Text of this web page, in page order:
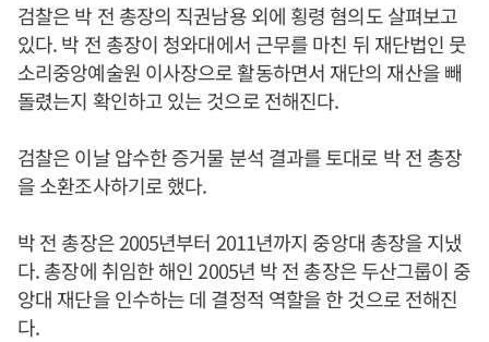
검찰은 박 전 총장의 직권남용 외에 횡령 혐의도 살펴보고
있다. 박 전 총장이 청와대에서 근무를 마친 뒤 재단법인 뭇
소리중앙예술원 이사장으로 활동하면서 재단의 재산을 빼
돌렸는지 확인하고 있는 것으로 전해진다.
검찰은 이날 압수한 증거물 분석 결과를 토대로 박 전 총장
을 소환조사하기로 했다.
박 전 총장은 2005년부터 2011년까지 중앙대 총장을 지냈
다. 총장에 취임한 해인 2005년 박 전 총장은 두산그룹이 중
앙대 재단을 인수하는 데 결정적 역할을 한 것으로 전해진
다.